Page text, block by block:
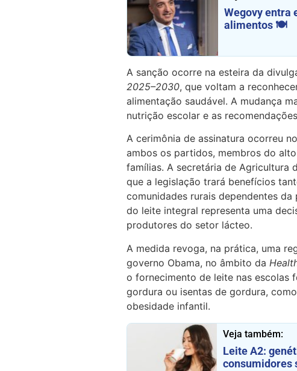
Wegovy entra
alimentos 🍽️
A sanção ocorre na esteira da
2025–2030, que voltam a
alimentação saudável. A mudança
nutrição escolar e as
A cerimônia de assinatura ocorreu
ambos os partidos, membros do
famílias. A secretária de Agricultura
que a legislação trará benefícios
comunidades rurais dependentes
do leite integral representa uma
produtores do setor lácteo.
A medida revoga, na prática, uma
governo Obama, no âmbito da
o fornecimento de leite nas escolas
gordura ou isentas de gordura,
obesidade infantil.
Veja também:
Leite A2:
consumidores